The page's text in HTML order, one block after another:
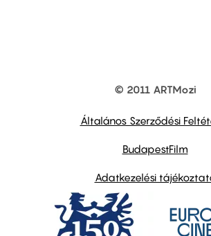
© 2011 ARTMozi
Általános Szerződési
BudapestFilm
Adatkezelési